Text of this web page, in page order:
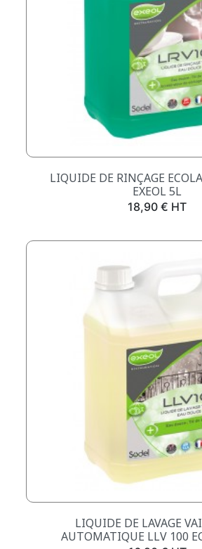
LIQUIDE DE RINÇAGE
EXEOL 5L
Prix
18,90 € HT
LIQUIDE DE LAVAGE
AUTOMATIQUE LLV 100